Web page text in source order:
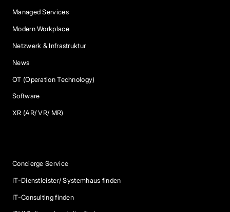
Managed Services
Modern Workplace
Netzwerk & Infrastruktur
News
OT (Operation Technology)
Software
XR (AR/ VR/ MR)
Concierge Service
IT-Dienstleister/ Systemhaus finden
IT-Consulting finden